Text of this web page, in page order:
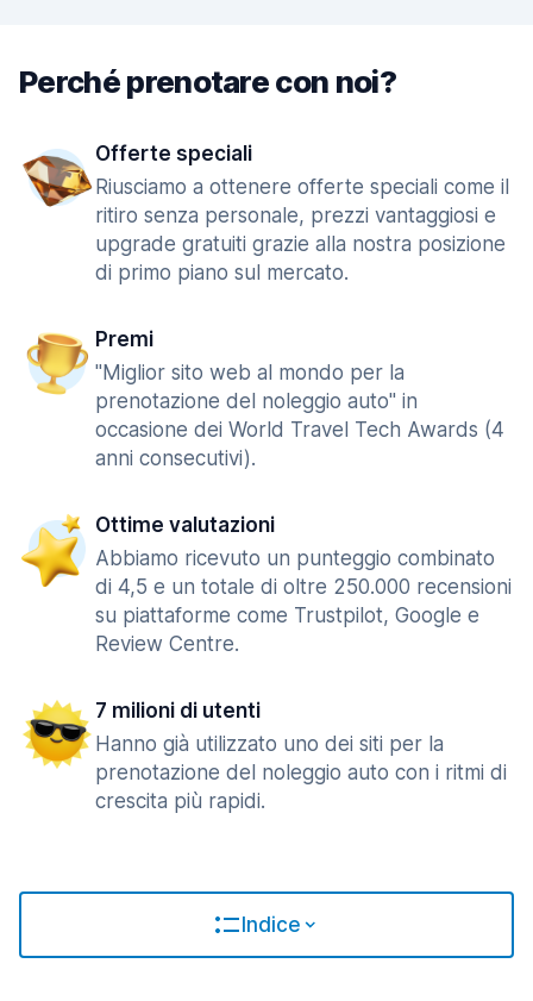
Perché prenotare con noi?
Offerte speciali
Riusciamo a ottenere offerte speciali come il
ritiro senza personale, prezzi vantaggiosi e
upgrade gratuiti grazie alla nostra posizione
di primo piano sul mercato.
Premi
"Miglior sito web al mondo per la
prenotazione del noleggio auto" in
occasione dei World Travel Tech Awards (4
anni consecutivi).
Ottime valutazioni
Abbiamo ricevuto un punteggio combinato
di 4,5 e un totale di oltre 250.000 recensioni
su piattaforme come Trustpilot, Google e
Review Centre.
7 milioni di utenti
Hanno già utilizzato uno dei siti per la
prenotazione del noleggio auto con i ritmi di
crescita più rapidi.
Indice